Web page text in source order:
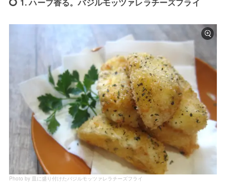
Photo by 皿に盛り付けたバジルモッツァレラチーズフライ